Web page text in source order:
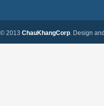
© 2013 ChauKhangCorp. Design